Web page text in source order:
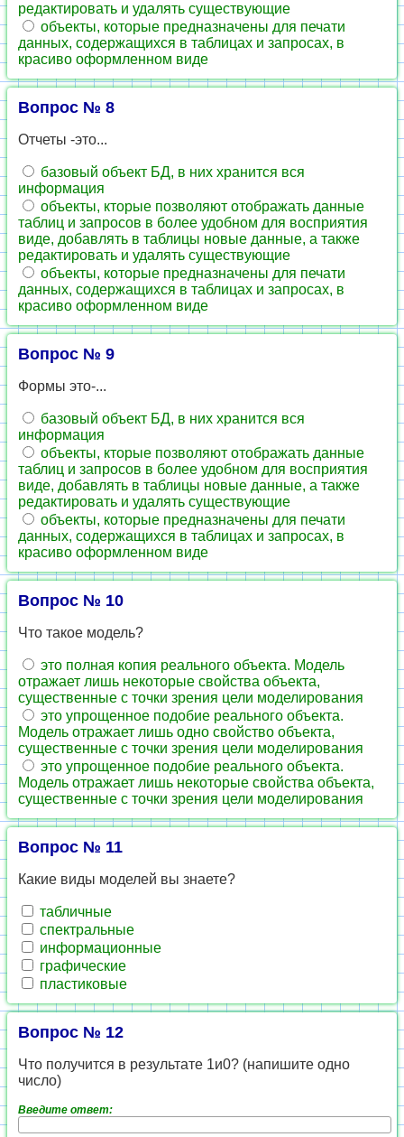
редактировать и удалять существующие
объекты, которые предназначены для печати
данных, содержащихся в таблицах и запросах, в
красиво оформленном виде
Вопрос № 8
Отчеты -это...
базовый объект БД, в них хранится вся
информация
объекты, кторые позволяют отображать данные
таблиц и запросов в более удобном для восприятия
виде, добавлять в таблицы новые данные, а также
редактировать и удалять существующие
объекты, которые предназначены для печати
данных, содержащихся в таблицах и запросах, в
красиво оформленном виде
Вопрос № 9
Формы это-...
базовый объект БД, в них хранится вся
информация
объекты, кторые позволяют отображать данные
таблиц и запросов в более удобном для восприятия
виде, добавлять в таблицы новые данные, а также
редактировать и удалять существующие
объекты, которые предназначены для печати
данных, содержащихся в таблицах и запросах, в
красиво оформленном виде
Вопрос № 10
Что такое модель?
это полная копия реального объекта. Модель
отражает лишь некоторые свойства объекта,
существенные с точки зрения цели моделирования
это упрощенное подобие реального объекта.
Модель отражает лишь одно свойство объекта,
существенные с точки зрения цели моделирования
это упрощенное подобие реального объекта.
Модель отражает лишь некоторые свойства объекта,
существенные с точки зрения цели моделирования
Вопрос № 11
Какие виды моделей вы знаете?
табличные
спектральные
информационные
графические
пластиковые
Вопрос № 12
Что получится в результате 1и0? (напишите одно
число)
Введите ответ: